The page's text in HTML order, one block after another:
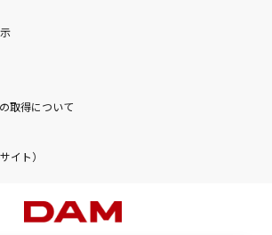
取得について
イト）